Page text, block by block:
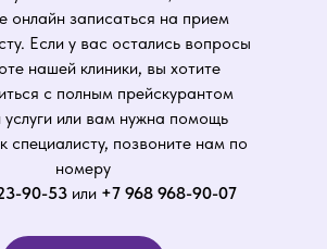
онлайн записаться на прием
Если у вас остались вопросы
нашей клиники, вы хотите
с полным прейскурантом
или вам нужна помощь
специалисту, позвоните нам по
номеру
90-53или +7 968 968-90-07